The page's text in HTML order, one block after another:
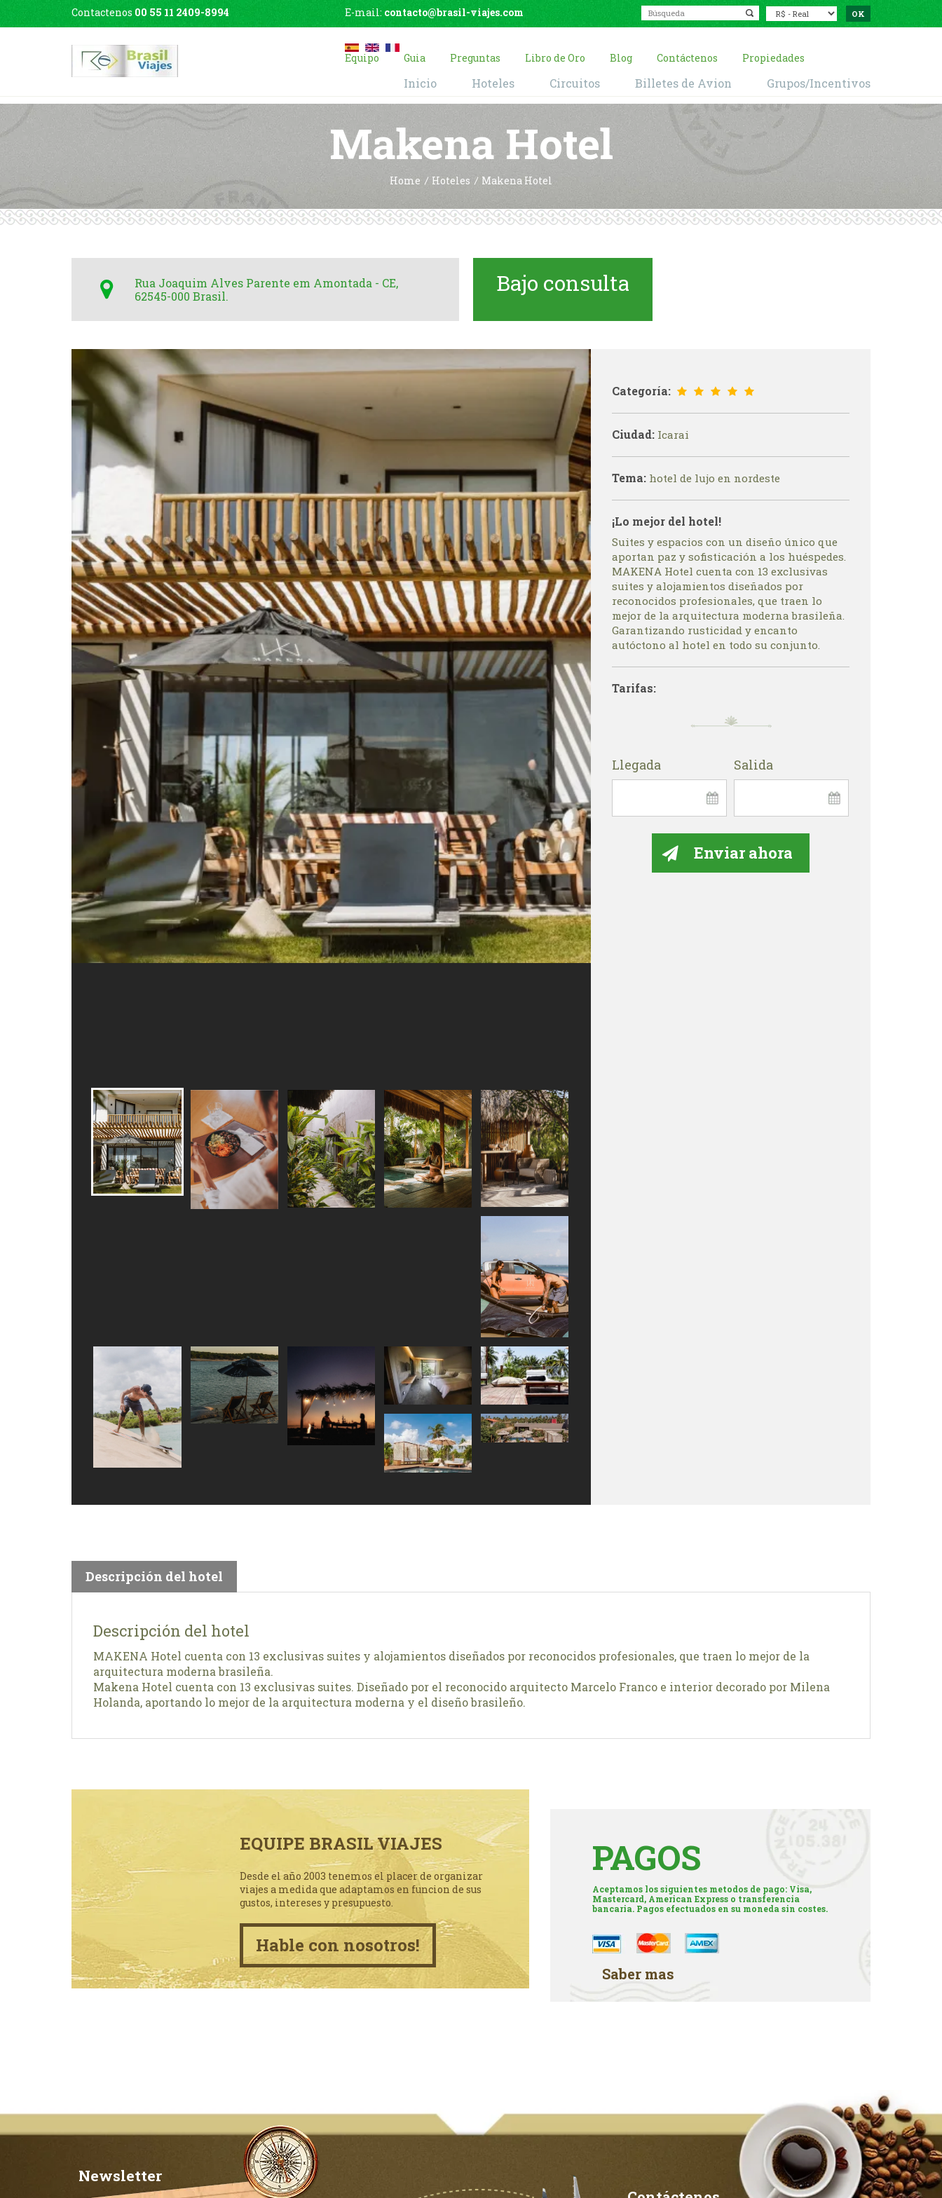
Contactenos 00 55 11 2409-8994 E-mail: contacto@brasil-viajes.com
Equipo Guia Preguntas Libro de Oro Blog Contáctenos Propiedades
Inicio Hoteles Circuitos Billetes de Avion Grupos/Incentivos
Makena Hotel
Home Hoteles Makena Hotel
Rua Joaquim Alves Parente em Amontada - CE,
62545-000 Brasil.
Bajo consulta
Categoría:
Ciudad: Icarai
Tema: hotel de lujo en nordeste
¡Lo mejor del hotel!
Suites y espacios con un diseño único que
aportan paz y sofisticación a los huéspedes.
MAKENA Hotel cuenta con 13 exclusivas
suites y alojamientos diseñados por
reconocidos profesionales, que traen lo
mejor de la arquitectura moderna brasileña.
Garantizando rusticidad y encanto
autóctono al hotel en todo su conjunto.
Tarifas:
Llegada Salida
Descripción del hotel
Descripción del hotel
MAKENA Hotel cuenta con 13 exclusivas suites y alojamientos diseñados por reconocidos profesionales, que traen lo mejor de la
arquitectura moderna brasileña.
Makena Hotel cuenta con 13 exclusivas suites. Diseñado por el reconocido arquitecto Marcelo Franco e interior decorado por Milena
Holanda, aportando lo mejor de la arquitectura moderna y el diseño brasileño.
EQUIPE BRASIL VIAJES
Desde el año 2003 tenemos el placer de organizar
viajes a medida que adaptamos en funcion de sus
gustos, intereses y presupuesto.
Hable con nosotros!
PAGOS
Aceptamos los siguientes metodos de pago: Visa,
Mastercard, American Express o transferencia
bancaria. Pagos efectuados en su moneda sin costes.
Saber mas
Newsletter